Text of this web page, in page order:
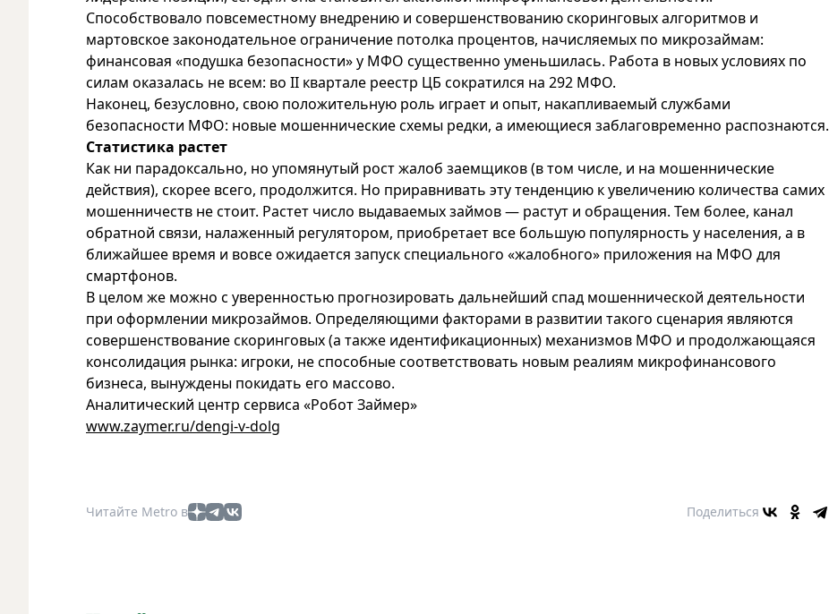
Способствовало повсеместному внедрению и совершенствованию скоринговых алгоритмов и
мартовское законодательное ограничение потолка процентов, начисляемых по микрозаймам:
финансовая «подушка безопасности» у МФО существенно уменьшилась. Работа в новых условиях по
силам оказалась не всем: во II квартале реестр ЦБ сократился на 292 МФО.
Наконец, безусловно, свою положительную роль играет и опыт, накапливаемый службами
безопасности МФО: новые мошеннические схемы редки, а имеющиеся заблаговременно распознаются.
Статистика растет
Как ни парадоксально, но упомянутый рост жалоб заемщиков (в том числе, и на мошеннические
действия), скорее всего, продолжится. Но приравнивать эту тенденцию к увеличению количества самих
мошенничеств не стоит. Растет число выдаваемых займов — растут и обращения. Тем более, канал
обратной связи, налаженный регулятором, приобретает все большую популярность у населения, а в
ближайшее время и вовсе ожидается запуск специального «жалобного» приложения на МФО для
смартфонов.
В целом же можно с уверенностью прогнозировать дальнейший спад мошеннической деятельности
при оформлении микрозаймов. Определяющими факторами в развитии такого сценария являются
совершенствование скоринговых (а также идентификационных) механизмов МФО и продолжающаяся
консолидация рынка: игроки, не способные соответствовать новым реалиям микрофинансового
бизнеса, вынуждены покидать его массово.
Аналитический центр сервиса «Робот Займер»
www.zaymer.ru/dengi-v-dolg
Читайте Metro в Поделиться